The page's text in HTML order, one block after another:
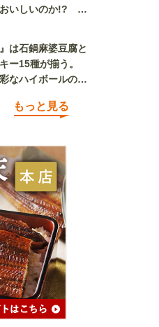
おいしいのか!? い
は石鍋麻婆豆腐と
ー15種が揃う。
なハイボールの組
もっと見る